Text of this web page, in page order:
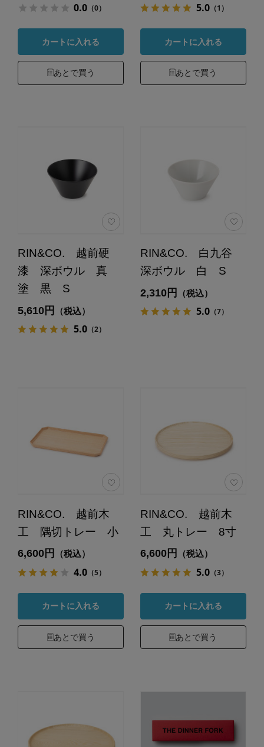
0.0（0）
カートに入れる
あとで買う
5.0（1）
カートに入れる
あとで買う
RIN&CO. 越前硬
漆 深ボウル 真
塗 黒 S
5,610円 （税込）
5.0（2）
RIN&CO. 白九谷
深ボウル 白 S
2,310円 （税込）
5.0（7）
RIN&CO. 越前木
工 隅切トレー 小
6,600円 （税込）
4.0（5）
カートに入れる
あとで買う
RIN&CO. 越前木
工 丸トレー 8寸
6,600円 （税込）
5.0（3）
カートに入れる
あとで買う